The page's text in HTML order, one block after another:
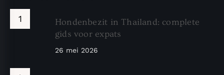
Hondenbezit in Thailand: complete
gids voor expats
26 mei 2026